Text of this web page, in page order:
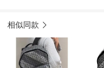
相似同款